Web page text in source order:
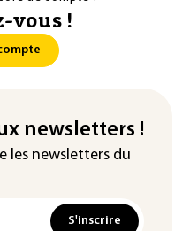
vous !
newsletters !
les newsletters du
S'inscrire